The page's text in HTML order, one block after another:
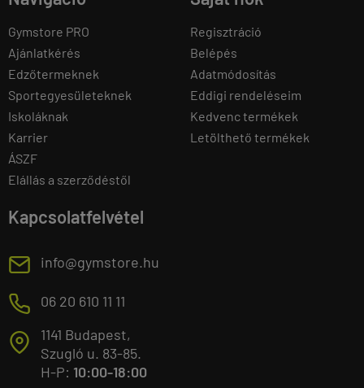
Gymstore PRO
Ajánlatkérés
Edzőtermeknek
Sportegyesületeknek
Iskoláknak
Karrier
ÁSZF
Elállás a szerződéstől
Regisztráció
Belépés
Adatmódosítás
Eddigi rendeléseim
Kedvenc termékek
Letölthető termékek
Kapcsolatfelvétel
E info@gymstore.hu
M 06 20 610 11 11
T
1141 Budapest,
Szugló u. 83-85.
H-P: 10:00-18:00